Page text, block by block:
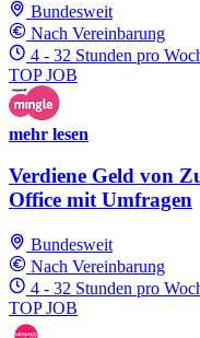
Bundesweit
Nach Vereinbarung
4 - 32 Stunden pro
TOP JOB
mehr lesen
Verdiene Geld von
Office mit Umfragen
Bundesweit
Nach Vereinbarung
4 - 32 Stunden pro
TOP JOB